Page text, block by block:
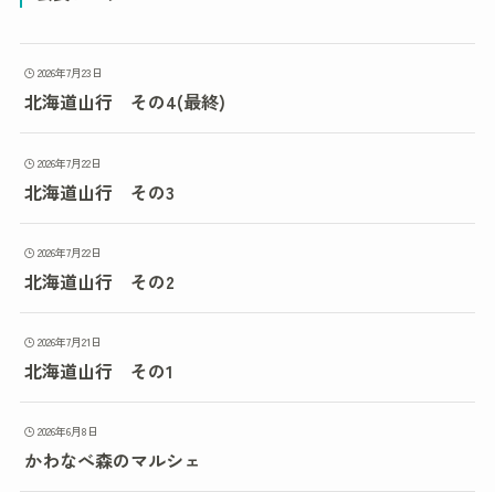
2026年7月23日
北海道山行 その4(最終)
2026年7月22日
北海道山行 その3
2026年7月22日
北海道山行 その2
2026年7月21日
北海道山行 その1
2026年6月8日
かわなべ森のマルシェ